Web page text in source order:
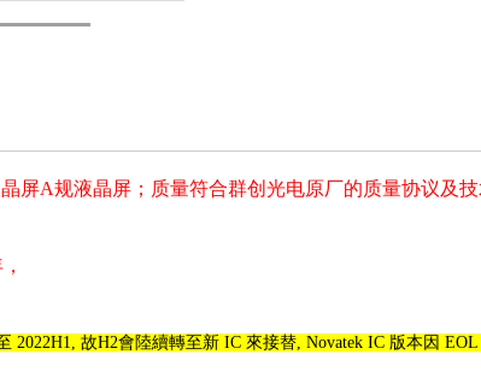
屏A规液晶屏；质量符合群创光电原厂的质量协议及
2022H1, 故H2會陸續轉至新 IC 來接替, Novatek IC 版本因